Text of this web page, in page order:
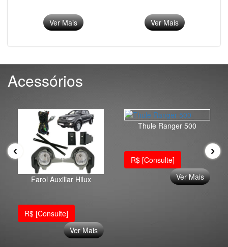
Ver Mais Ver Mais
Acessórios
Farol Auxiliar Hilux
R$ [Consulte]
Ver Mais
Thule Ranger 500
R$ [Consulte]
Ver Mais
‹ ›